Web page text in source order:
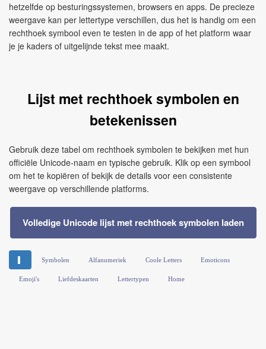
hetzelfde op besturingssystemen, browsers en apps. De precieze
weergave kan per lettertype verschillen, dus het is handig om een
rechthoek symbool even te testen in de app of het platform waar
je je kaders of uitgelijnde tekst mee maakt.
Lijst met rechthoek symbolen en
betekenissen
Gebruik deze tabel om rechthoek symbolen te bekijken met hun
officiële Unicode‑naam en typische gebruik. Klik op een symbool
om het te kopiëren of bekijk de details voor een consistente
weergave op verschillende platforms.
Volledige Unicode lijst met rechthoek symbolen laden
Symbolen Alfanumeriek Coole Letters Emoticons
Emoji's Liefdeskaarten Lettertypen Home